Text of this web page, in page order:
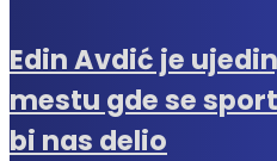
Edin Avdić je
mestu gde se
bi nas delio